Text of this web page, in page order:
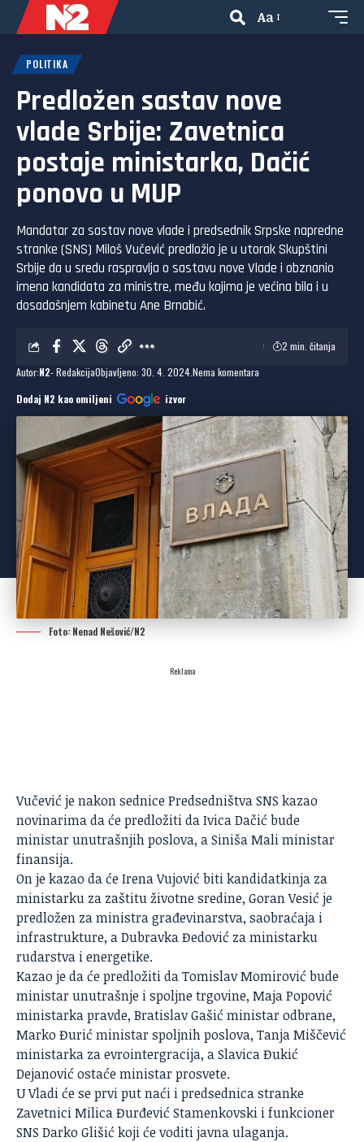
Aa
POLITIKA
Predložen sastav nove
vlade Srbije: Zavetnica
postaje ministarka, Dačić
ponovo u MUP
Mandatar za sastav nove vlade i predsednik Srpske napredne
stranke (SNS) Miloš Vučević predložio je u utorak Skupštini
Srbije da u sredu raspravlja o sastavu nove Vlade i obznanio
imena kandidata za ministre, među kojima je većina bila i u
dosadašnjem kabinetu Ane Brnabić.
Autor:N2- RedakcijaObjavljeno: 30. 4. 2024.Nema komentara
2 min. čitanja
Dodaj N2 kao omiljeni izvor
Foto: Nenad Nešović/N2
Reklama
Vučević je nakon sednice PredsedništvaSNS kazao
novinarima da će predložiti da Ivica Dačić bude
ministar unutrašnjih poslova, a Siniša Mali ministar
finansija.
On je kazao da će Irena Vujović biti kandidatkinja za
ministarku za zaštitu životne sredine, Goran Vesić je
predložen za ministra građevinarstva, saobraćaja i
infrastrukture, a Dubravka Đedović za ministarku
rudarstva i energetike.
Kazao je da će predložiti da Tomislav Momirović bude
ministar unutrašnje i spoljne trgovine, Maja Popović
ministarka pravde, Bratislav Gašić ministar odbrane,
Marko Đurić ministar spoljnih poslova, Tanja Miščević
ministarka za evrointergracija, a Slavica Đukić
Dejanović ostaće ministar prosvete.
U Vladi će se prvi put naći i predsednica stranke
Zavetnici Milica Đurđević Stamenkovski i funkcioner
SNS Darko Glišić koji će voditi javna ulaganja.